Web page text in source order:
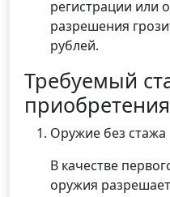
регистрации или
разрешения
рублей.
Требуемый
Оружие без стажа
В качестве
оружия